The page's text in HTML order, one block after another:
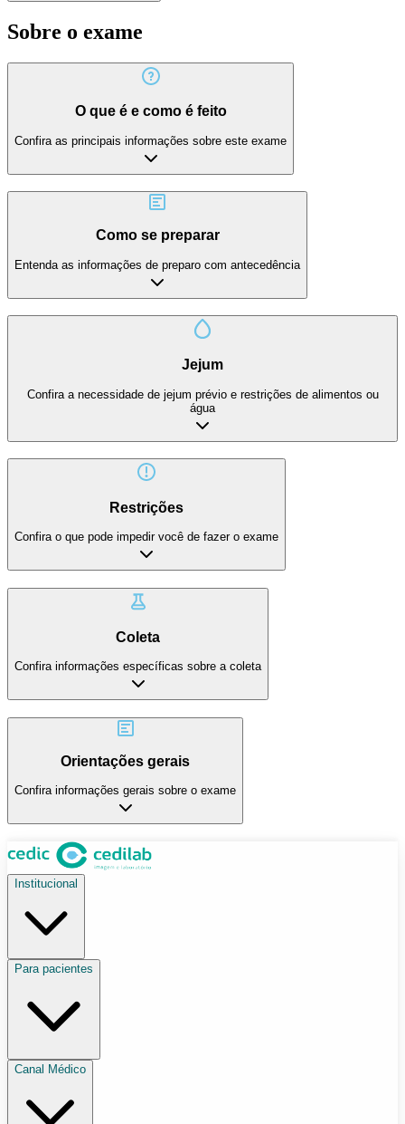
Sobre o exame
O que é e como é feito
Confira as principais informações sobre este exame
Como se preparar
Entenda as informações de preparo com antecedência
Jejum
Confira a necessidade de jejum prévio e restrições de alimentos ou
água
Restrições
Confira o que pode impedir você de fazer o exame
Coleta
Confira informações específicas sobre a coleta
Orientações gerais
Confira informações gerais sobre o exame
Institucional
Para pacientes
Canal Médico